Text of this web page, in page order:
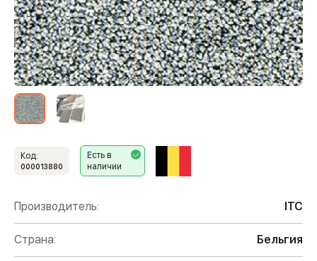
Код:
000013880
Есть в
наличии
Производитель: ITC
Страна: Бельгия